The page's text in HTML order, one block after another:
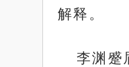
解释。
李渊蹙